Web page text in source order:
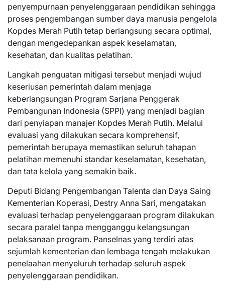
penyempurnaan penyelenggaraan pendidikan sehingga
proses pengembangan sumber daya manusia pengelola
Kopdes Merah Putih tetap berlangsung secara optimal,
dengan mengedepankan aspek keselamatan,
kesehatan, dan kualitas pelatihan.
Langkah penguatan mitigasi tersebut menjadi wujud
keseriusan pemerintah dalam menjaga
keberlangsungan Program Sarjana Penggerak
Pembangunan Indonesia (SPPI) yang menjadi bagian
dari penyiapan manajer Kopdes Merah Putih. Melalui
evaluasi yang dilakukan secara komprehensif,
pemerintah berupaya memastikan seluruh tahapan
pelatihan memenuhi standar keselamatan, kesehatan,
dan tata kelola yang semakin baik.
Deputi Bidang Pengembangan Talenta dan Daya Saing
Kementerian Koperasi, Destry Anna Sari, mengatakan
evaluasi terhadap penyelenggaraan program dilakukan
secara paralel tanpa mengganggu kelangsungan
pelaksanaan program. Panselnas yang terdiri atas
sejumlah kementerian dan lembaga tengah melakukan
penelaahan menyeluruh terhadap seluruh aspek
penyelenggaraan pendidikan.